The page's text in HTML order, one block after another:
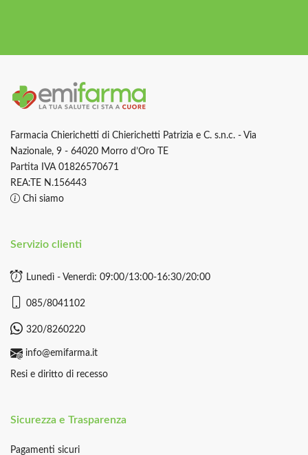
Farmacia Chierichetti di Chierichetti Patrizia e C. s.n.c. - Via
Nazionale, 9 - 64020 Morro d’Oro TE
Partita IVA 01826570671
REA:TE N.156443
Chi siamo
Servizio clienti
Lunedì - Venerdì: 09:00/13:00-16:30/20:00
085/8041102
320/8260220
info@emifarma.it
Resi e diritto di recesso
Sicurezza e Trasparenza
Pagamenti sicuri